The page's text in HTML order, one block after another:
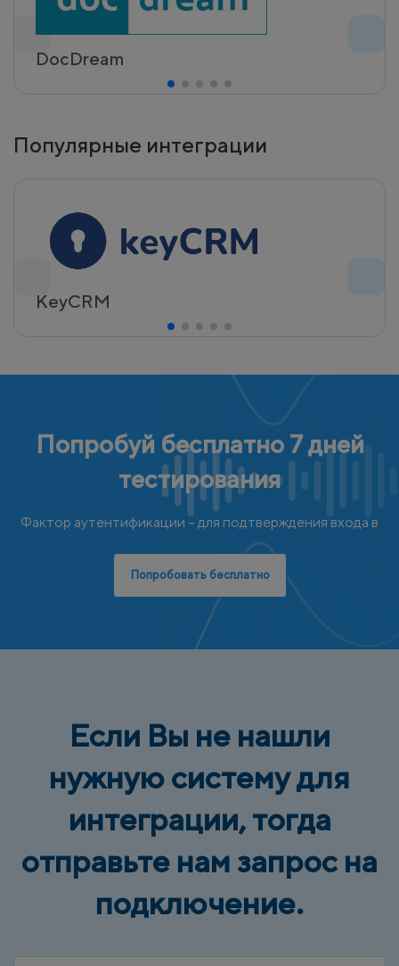
DocDream
Популярные интеграции
KeyCRM
Попробуй бесплатно 7 дней
тестирования
Фактор аутентификации – для подтверждения входа в
Попробовать бесплатно
Если Вы не нашли
нужную систему для
интеграции, тогда
отправьте нам запрос на
подключение.